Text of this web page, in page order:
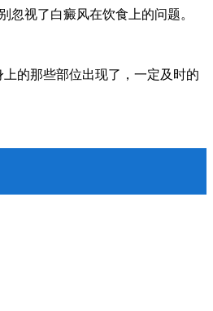
视了白癜风在饮食上的问题。
的那些部位出现了，一定及时的